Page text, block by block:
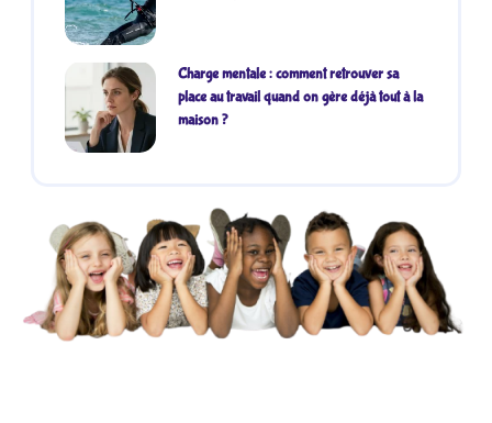
Charge mentale : comment retrouver sa
place au travail quand on gère déjà tout à la
maison ?